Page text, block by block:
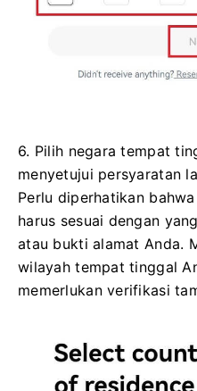
6. Pilih negara tempat
menyetujui persyaratan
Perlu diperhatikan
harus sesuai dengan
atau bukti alamat Anda.
wilayah tempat tinggal
memerlukan verifikasi